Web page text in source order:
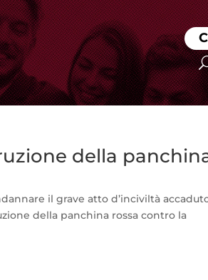
della
il grave atto d’inciviltà
della panchina rossa contro la